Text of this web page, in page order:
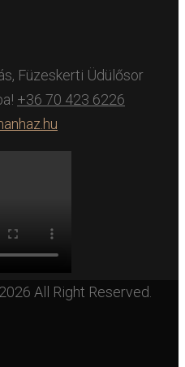
Füzeskerti Üdülősor
+36 70 423 6226
All Right Reserved.